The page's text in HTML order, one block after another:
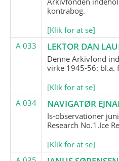
kontrabog.
[Klik for at se]
A 033
LEKTOR DAN
Denne Arkivfond
virke 1945-56: bl.a.
[Klik for at se]
A 034
NAVIGATØR
Is-observationer
Research No.1.Ice
[Klik for at se]